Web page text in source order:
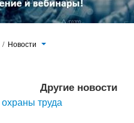
/ Новости
Другие новости
труда